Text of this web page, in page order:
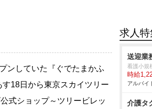
していた『ぐでたまかふ
18日から東京スカイツリー
式ショップ～ツリービレッ
求人特
送迎業
看護小規
時給
アルバイ
介護タ